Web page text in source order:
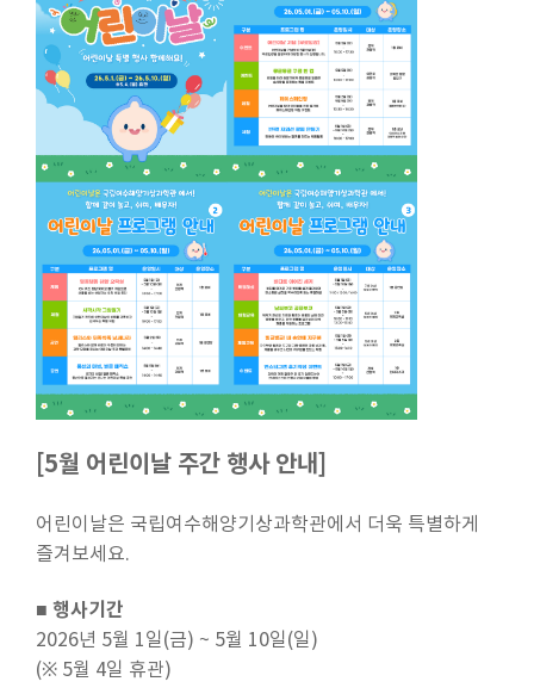
[5월 어린이날 주간 행사 안내]
어린이날은 국립여수해양기상과학관에서 더욱 특별하게
즐겨보세요.
■ 행사기간
2026년 5월 1일(금) ~ 5월 10일(일)
(※ 5월 4일 휴관)